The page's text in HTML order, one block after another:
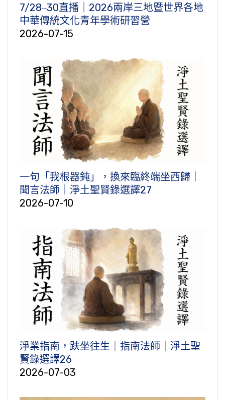
7/28‒30直播｜2026兩岸三地暨世界各地
中華傳統文化青年學術研習營
2026-07-15
一句「我根器鈍」，換來臨終端坐西歸｜
聞言法師｜淨土聖賢錄選譯27
2026-07-10
淨業指南，趺坐往生｜指南法師｜淨土聖
賢錄選譯26
2026-07-03